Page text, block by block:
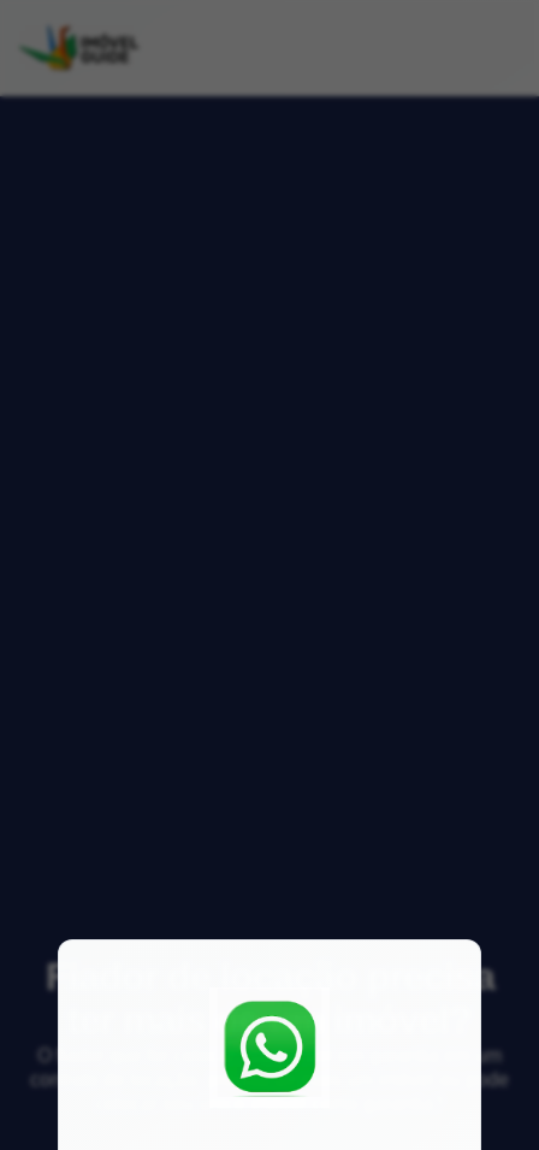
Fiador de locação precisa
ter mais de um imóvel?
O fiador que for colocar seu imóvel em garantia em um
contrato de locação, precisa ter mais um imóvel ou pode
colocar seu único imóvel como garantia?